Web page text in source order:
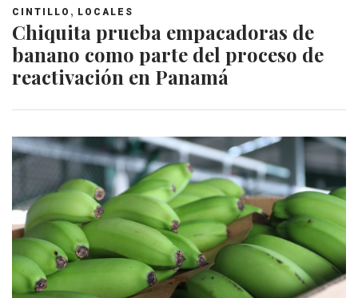
CINTILLO , LOCALES
Chiquita prueba empacadoras de
banano como parte del proceso de
reactivación en Panamá